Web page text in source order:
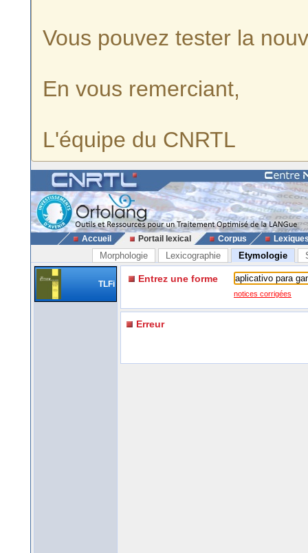
Vous pouvez tester la
En vous remerciant,
L'équipe du CNRTL
Accueil Portail lexical Corpus
Morphologie Lexicographie Etymologie
TLFi Entrez une forme
notices corrigées
Erreur